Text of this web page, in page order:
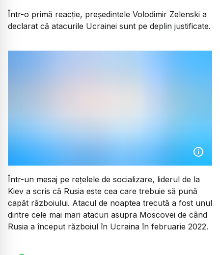
Într-o primă reacție, președintele Volodimir Zelenski a
declarat că atacurile Ucrainei sunt pe deplin justificate.
Într-un mesaj pe rețelele de socializare, liderul de la
Kiev a scris că Rusia este cea care trebuie să pună
capăt războiului. Atacul de noaptea trecută a fost unul
dintre cele mai mari atacuri asupra Moscovei de când
Rusia a început războiul în Ucraina în februarie 2022.